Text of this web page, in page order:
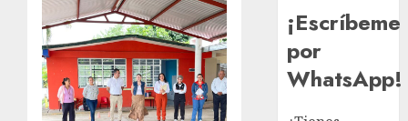
¡Escríbeme
por
WhatsApp!